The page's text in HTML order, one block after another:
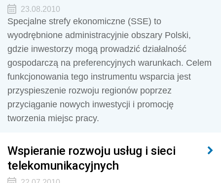
23.08.2010
Specjalne strefy ekonomiczne (SSE) to
wyodrębnione administracyjnie obszary Polski,
gdzie inwestorzy mogą prowadzić działalność
gospodarczą na preferencyjnych warunkach. Celem
funkcjonowania tego instrumentu wsparcia jest
przyspieszenie rozwoju regionów poprzez
przyciąganie nowych inwestycji i promocję
tworzenia miejsc pracy.
Wspieranie rozwoju usług i sieci
telekomunikacyjnych